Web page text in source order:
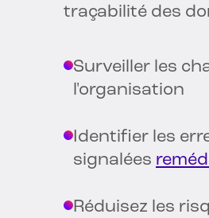
traçabilité des
Surveiller les
l'organisation
Identifier les
signalées
Réduisez les